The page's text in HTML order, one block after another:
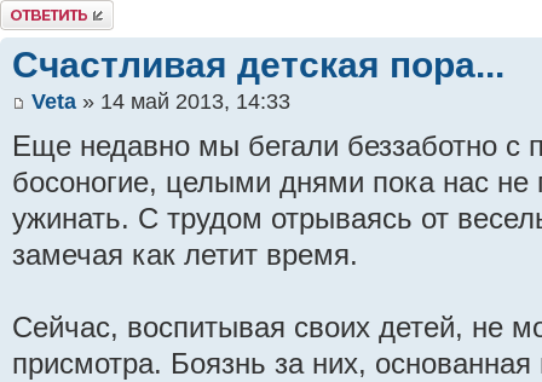
Ответить
Счастливая детская пора...
Veta » 14 май 2013, 14:33
Еще недавно мы бегали беззаботно с
босоногие, целыми днями пока нас не
ужинать. С трудом отрываясь от
замечая как летит время.
Сейчас, воспитывая своих детей, не
присмотра. Боязнь за них,